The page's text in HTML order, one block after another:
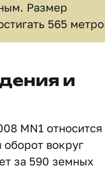
Размер
565
и
MN1 относится
вокруг
за 590 земных